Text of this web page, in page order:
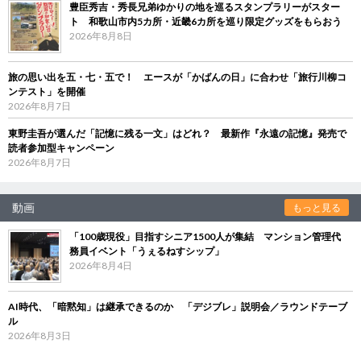
豊臣秀吉・秀長兄弟ゆかりの地を巡るスタンプラリーがスター
ト 和歌山市内5カ所・近畿6カ所を巡り限定グッズをもらおう
2026年8月8日
旅の思い出を五・七・五で！ エースが「かばんの日」に合わせ「旅行川柳コ
ンテスト」を開催
2026年8月7日
東野圭吾が選んだ「記憶に残る一文」はどれ？ 最新作『永遠の記憶』発売で
読者参加型キャンペーン
2026年8月7日
動画 もっと見る
「100歳現役」目指すシニア1500人が集結 マンション管理代
務員イベント「うぇるねすシップ」
2026年8月4日
AI時代、「暗黙知」は継承できるのか 「デジブレ」説明会／ラウンドテーブ
ル
2026年8月3日